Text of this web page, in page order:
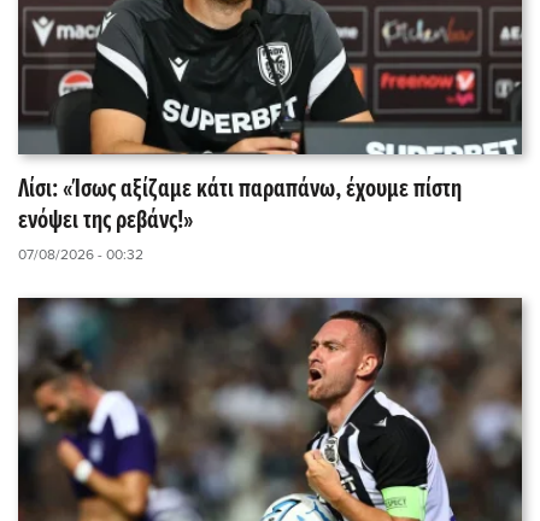
Λίσι: «Ίσως αξίζαμε κάτι παραπάνω, έχουμε πίστη
ενόψει της ρεβάνς!»
07/08/2026 - 00:32